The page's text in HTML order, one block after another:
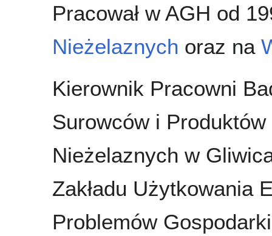
Pracował w AGH od
Nieżelaznych oraz na
Kierownik Pracowni
Surowców i
Nieżelaznych w
Zakładu Użytkowania
Problemów